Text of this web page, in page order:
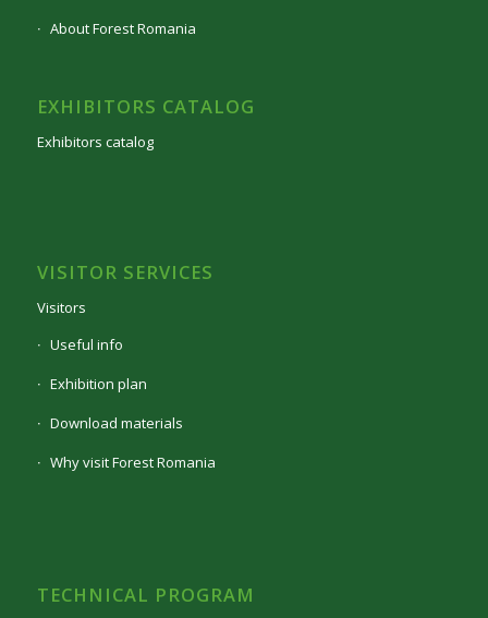
About Forest Romania
EXHIBITORS CATALOG
Exhibitors catalog
VISITOR SERVICES
Visitors
Useful info
Exhibition plan
Download materials
Why visit Forest Romania
TECHNICAL PROGRAM